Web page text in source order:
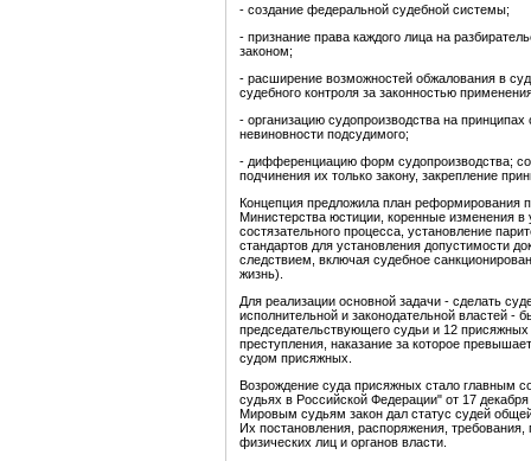
- создание федеральной судебной системы;
- признание права каждого лица на
законом;
- расширение возможностей обжалования в
судебного контроля за законностью
- организацию судопроизводства на
невиновности подсудимого;
- дифференциацию форм судопроизводства;
подчинения их только закону, закрепление
Концепция предложила план реформирования
Министерства юстиции, коренные изменения в
состязательного процесса, установление
стандартов для установления допустимости
следствием, включая судебное
жизнь).
Для реализации основной задачи - сделать
исполнительной и законодательной властей
председательствующего судьи и 12
преступления, наказание за которое
судом присяжных.
Возрождение суда присяжных стало главным
судьях в Российской Федерации" от 17
Мировым судьям закон дал статус судей
Их постановления, распоряжения,
физических лиц и органов власти.